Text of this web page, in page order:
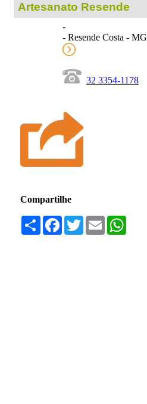
Artesanato Resende
-
- Resende Costa - MG
32 3354-1178
Compartilhe
Compartilhar
Facebook
TwitterEmail